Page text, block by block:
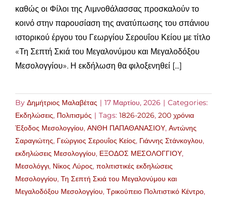
καθώς οι Φίλοι της Λιμνοθάλασσας προσκαλούν το
κοινό στην παρουσίαση της ανατύπωσης του σπάνιου
ιστορικού έργου του Γεωργίου Σερουΐου Κείου με τίτλο
«Τη Σεπτή Σκιά του Μεγαλονύμου και Μεγαλοδόξου
Μεσολογγίου». Η εκδήλωση θα φιλοξενηθεί [...]
By Δημήτριος Μαλαβέτας | 17 Μαρτίου, 2026 | Categories:
Εκδηλώσεις, Πολιτισμός | Tags: 1826-2026, 200 χρόνια
Έξοδος Μεσολογγίου, ΑΝΘΗ ΠΑΠΑΘΑΝΑΣΙΟΥ, Αντώνης
Σαραγιώτης, Γεώργιος Σερουΐος Κείος, Γιάννης Στάνκογλου,
εκδηλώσεις Μεσολογγίου, ΕΞΟΔΟΣ ΜΕΣΟΛΟΓΓΙΟΥ,
Μεσολόγγι, Νίκος Λύρος, πολιτιστικές εκδηλώσεις
Μεσολογγίου, Τη Σεπτή Σκιά του Μεγαλονύμου και
Μεγαλοδόξου Μεσολογγίου, Τρικούπειο Πολιτιστικό Κέντρο,